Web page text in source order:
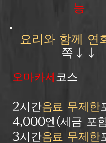
능
요리와 함께 연
쪽↓↓
오마카세 코스
2시간음료 무제한
4,000엔(세금 포
3시간음료 무제한